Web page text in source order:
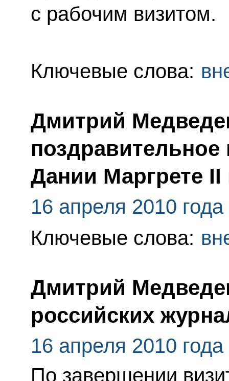
с рабочим визитом.
Ключевые слова:
Дмитрий
Дании Маргрете
16 апреля 2010 года
Ключевые слова:
Дмитрий
российских
16 апреля 2010 года
По завершении